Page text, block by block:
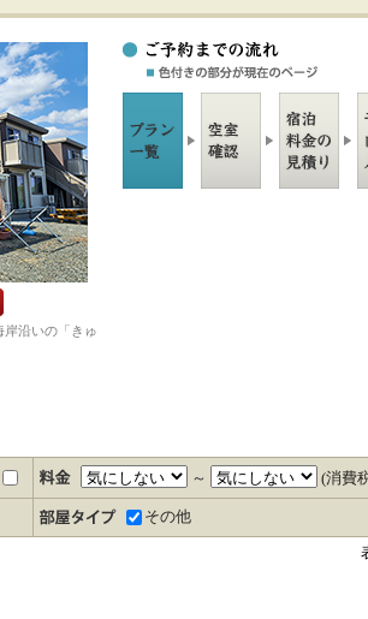
沿いの「きゅ
～ (消費
その他